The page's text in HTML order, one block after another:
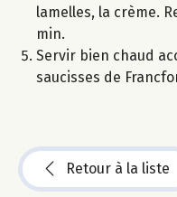
lamelles, la crème.
min.
Servir bien chaud
saucisses de
Retour à la liste